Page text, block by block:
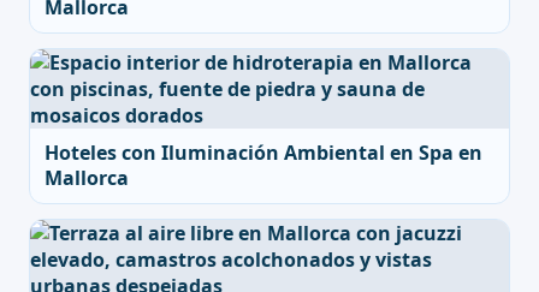
Mallorca
Hoteles con Iluminación Ambiental en Spa en
Mallorca